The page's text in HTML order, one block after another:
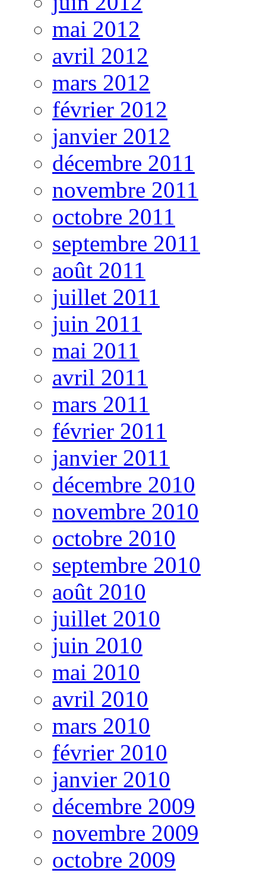
mai 2012
avril 2012
mars 2012
février 2012
janvier 2012
décembre 2011
novembre 2011
octobre 2011
septembre 2011
août 2011
juillet 2011
juin 2011
mai 2011
avril 2011
mars 2011
février 2011
janvier 2011
décembre 2010
novembre 2010
octobre 2010
septembre 2010
août 2010
juillet 2010
juin 2010
mai 2010
avril 2010
mars 2010
février 2010
janvier 2010
décembre 2009
novembre 2009
octobre 2009